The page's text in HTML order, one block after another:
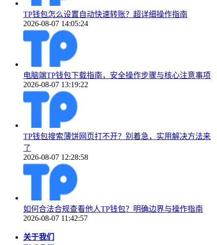
TP钱包怎么设置自动快速转账？超详细操作指南
2026-08-07 14:05:24
电脑端TP钱包下载指南，安全操作步骤与核心注意事项
2026-08-07 13:19:22
TP钱包搜索薄饼网页打不开？别着急，实用解决方法来
了
2026-08-07 12:28:58
如何合法合规查看他人TP钱包？明确边界与操作指南
2026-08-07 11:42:57
关于我们